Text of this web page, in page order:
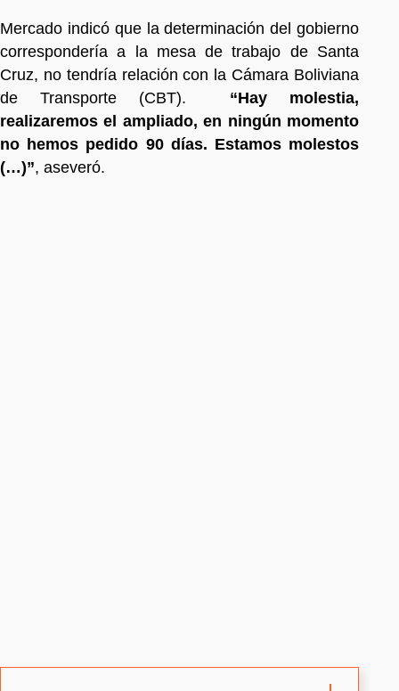
Mercado indicó que la determinación del gobierno
correspondería a la mesa de trabajo de Santa
Cruz, no tendría relación con la Cámara Boliviana
de Transporte (CBT).
“Hay molestia,
realizaremos el ampliado, en ningún momento
no hemos pedido 90 días. Estamos molestos
(…)”, aseveró.